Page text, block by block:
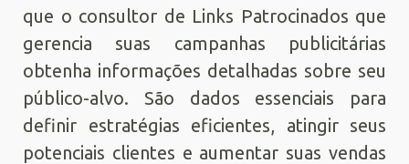
que o consultor de Links Patrocinados que
gerencia suas campanhas publicitárias
obtenha informações detalhadas sobre seu
público-alvo. São dados essenciais para
definir estratégias eficientes, atingir seus
potenciais clientes e aumentar suas vendas